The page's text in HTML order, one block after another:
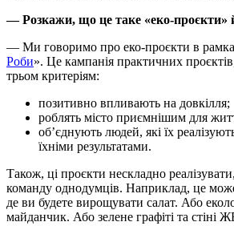
— Розкажи, що це таке «еко-проєкти»
— Ми говоримо про еко-проєкти в
Роби». Це кампанія практичних
трьом критеріям:
позитивно впливають на довкілля;
роблять місто приємнішим для
об’єднують людей, які їх
їхніми результатами.
Також, ці проєкти нескладно
команду однодумців. Наприклад, це
де ви будете вирощувати салат. Або
майданчик. Або зелене графіті та стіні